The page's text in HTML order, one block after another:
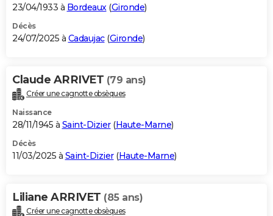
GUIDES D'ACHAT
BONS PLANS
Carte de Noël
Carte Bonne année
Carte Saint-Valentin
Carte Pâques
Carte d'anniversaire
DICTIONNAIRE
Dictionnaire
Biographies
Citations
Expressions
Proverbes
PROGRAMME TV
S'inscrire
Se connecter
Lycées
Collèges
Primaires
Universités
Entreprises
Service militaire
Avis de recherche
AVIS DE DÉCÈS
Bricolage
Lifestyle
Culture
Sport
Auto
Television
Voyage
Cinema
23/04/1933 à Bordeaux(Gironde)
Décès
24/07/2025 à Cadaujac(Gironde)
Claude ARRIVET (79 ans)
Créer une cagnotte obsèques
Naissance
28/11/1945 à Saint-Dizier(Haute-Marne)
Décès
11/03/2025 à Saint-Dizier(Haute-Marne)
Liliane ARRIVET (85 ans)
Créer une cagnotte obsèques